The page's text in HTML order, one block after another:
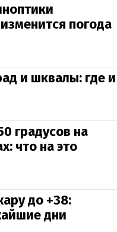
погода
и шквалы: где и
градусов на
что на это
до +38:
дни